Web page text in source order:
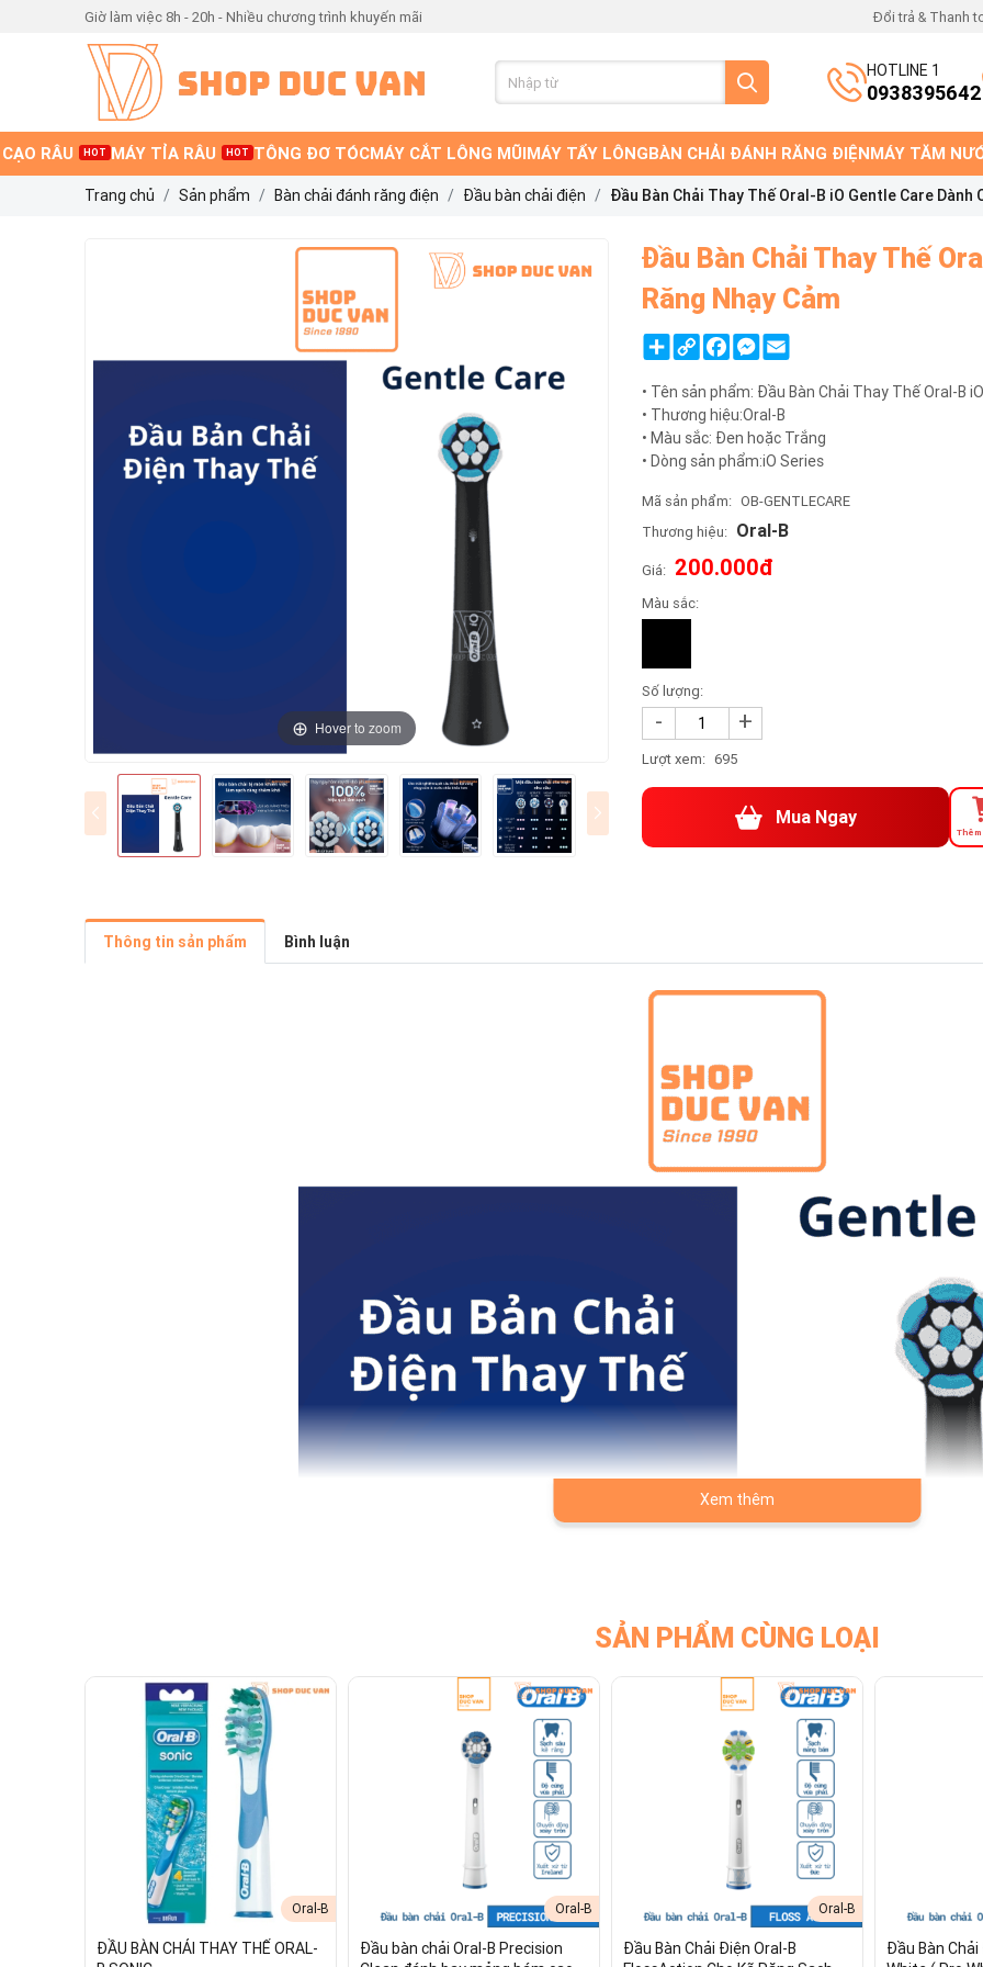
Giờ làm việc 8h - 20h - Nhiều chương trình khuyến mãi Đổi trả & Thanh
HOTLINE 1
0938395642
RÂU HOT MÁY TỈA RÂU HOT TÔNG ĐƠ TÓCMÁY CẮT LÔNG MŨIMÁY TẨY LÔNGBÀN CHẢI ĐÁNH RĂNG ĐIỆNMÁY TĂM
Trang chủ Sản phẩm Bàn chải đánh răng điện Đầu bàn chải điện Đầu Bàn Chải Thay Thế Oral-B iO Gentle Care Dành
Hover to zoom
Đầu Bàn Chải Thay Thế
Răng Nhạy Cảm
ShareCopy
Link
FacebookMessenger
Email
• Tên sản phẩm: Đầu Bàn Chải Thay Thế Oral-B
• Thương hiệu:Oral-B
• Màu sắc: Đen hoặc Trắng
• Dòng sản phẩm:iO Series
Mã sản phẩm: OB-GENTLECARE
Thương hiệu: Oral-B
Giá: 200.000đ
Màu sắc:
Số lượng:
- +
Lượt xem: 695
Mua Ngay
Thêm
Thông tin sản phẩm Bình luận
Đầu Bàn Chải Thay Thế Oral-B iO Gentle Care Dành Cho Răng Nhạy
Xem thêm
SẢN PHẨM CÙNG LOẠI
Oral-B
ĐẦU BÀN CHẢI THAY THẾ ORAL-
Oral-B
Đầu bàn chải Oral-B Precision
Oral-B
Đầu Bàn Chải Điện Oral-B
Đầu Bàn Chải